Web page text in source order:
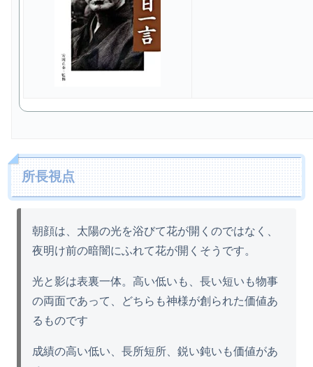
所長視点
朝顔は、太陽の光を浴びて花が開くのではなく、
夜明け前の暗闇にふれて花が開くそうです。
光と影は表裏一体。高い低いも、長い短いも物事
の両面であって、どちらも神様が創られた価値あ
るものです
成績の高い低い、長所短所、鋭い鈍いも価値があ